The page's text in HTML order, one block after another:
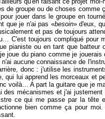
de groupe ou de choses
jouer dans le groupe en
que je n'ai pas «besoin» d'eux,
et pas de toujours
C'est toujours compliqué pour
pianiste ou en tant que
joue du piano comme je
aucune connaissance de
donc : j'utilise les
qui lui apprend les morceaux et
voilà… A part la guitare que je
des mécanismes et j'ai
ce qui me passe par la tête
bien comme ça pour